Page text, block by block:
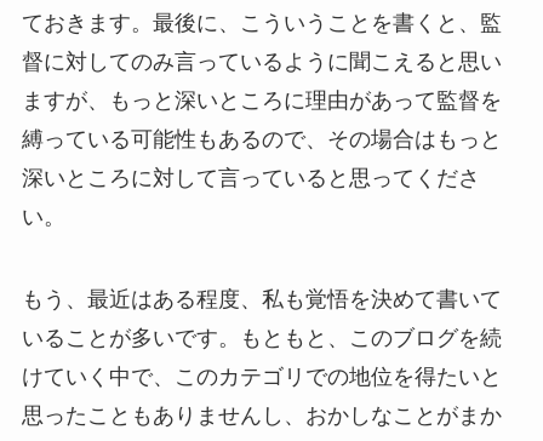
ておきます。最後に、こういうことを書くと、監
督に対してのみ言っているように聞こえると思い
ますが、もっと深いところに理由があって監督を
縛っている可能性もあるので、その場合はもっと
深いところに対して言っていると思ってくださ
い。
もう、最近はある程度、私も覚悟を決めて書いて
いることが多いです。もともと、このブログを続
けていく中で、このカテゴリでの地位を得たいと
思ったこともありませんし、おかしなことがまか